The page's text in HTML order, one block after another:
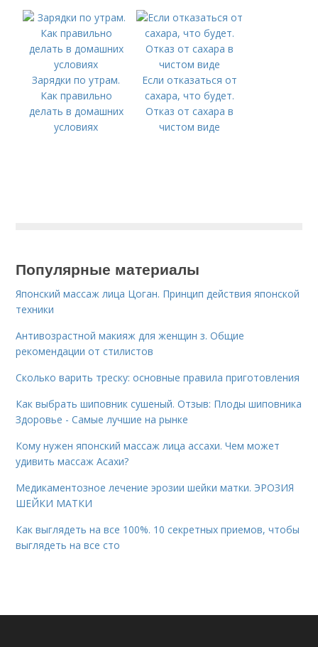
Зарядки по утрам.
Как правильно
делать в домашних
условиях
Если отказаться от
сахара, что будет.
Отказ от сахара в
чистом виде
Популярные материалы
Японский массаж лица Цоган. Принцип действия японской
техники
Антивозрастной макияж для женщин з. Общие
рекомендации от стилистов
Сколько варить треску: основные правила приготовления
Как выбрать шиповник сушеный. Отзыв: Плоды шиповника
Здоровье - Самые лучшие на рынке
Кому нужен японский массаж лица ассахи. Чем может
удивить массаж Асахи?
Медикаментозное лечение эрозии шейки матки. ЭРОЗИЯ
ШЕЙКИ МАТКИ
Как выглядеть на все 100%. 10 секретных приемов, чтобы
выглядеть на все сто